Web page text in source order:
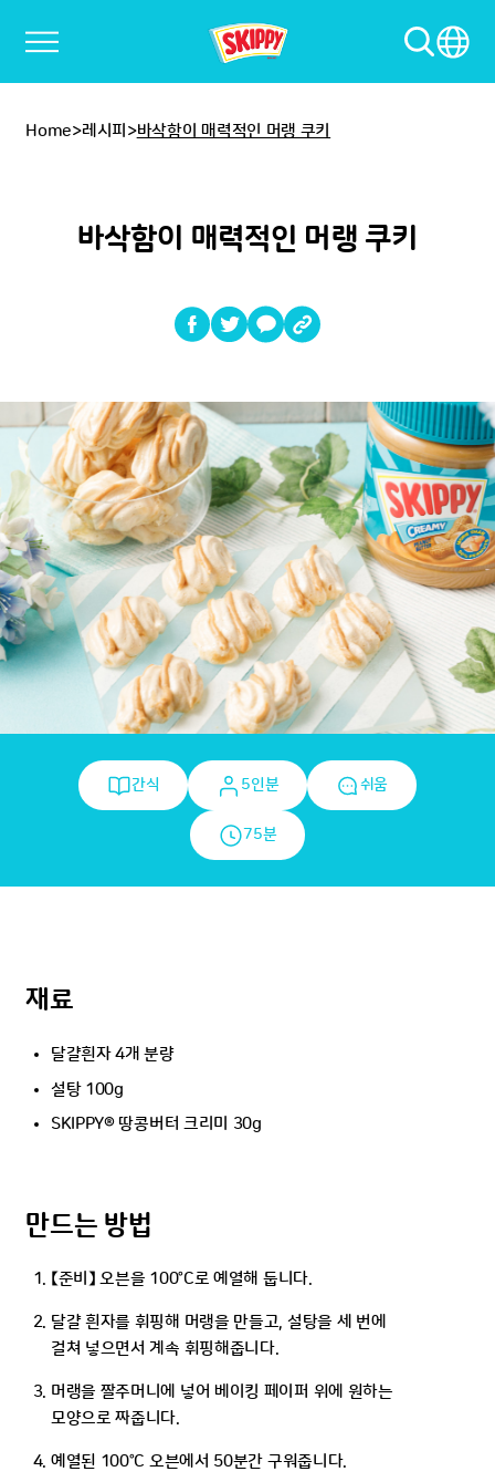
Home>레시피 >바삭함이 매력적인 머랭 쿠키
바삭함이 매력적인 머랭 쿠키
간식 5인분 쉬움
75분
재료
달걀흰자 4개 분량
설탕 100g
SKIPPY® 땅콩버터 크리미 30g
만드는 방법
【준비】 오븐을 100°C로 예열해 둡니다.
달걀 흰자를 휘핑해 머랭을 만들고, 설탕을 세 번에
걸쳐 넣으면서 계속 휘핑해줍니다.
머랭을 짤주머니에 넣어 베이킹 페이퍼 위에 원하는
모양으로 짜줍니다.
예열된 100°C 오븐에서 50분간 구워줍니다.